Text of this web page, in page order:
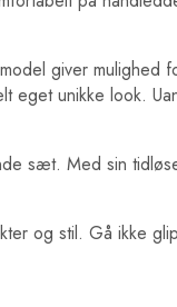
giver mulighed
eget unikke look.
sæt. Med sin
og stil. Gå ikke